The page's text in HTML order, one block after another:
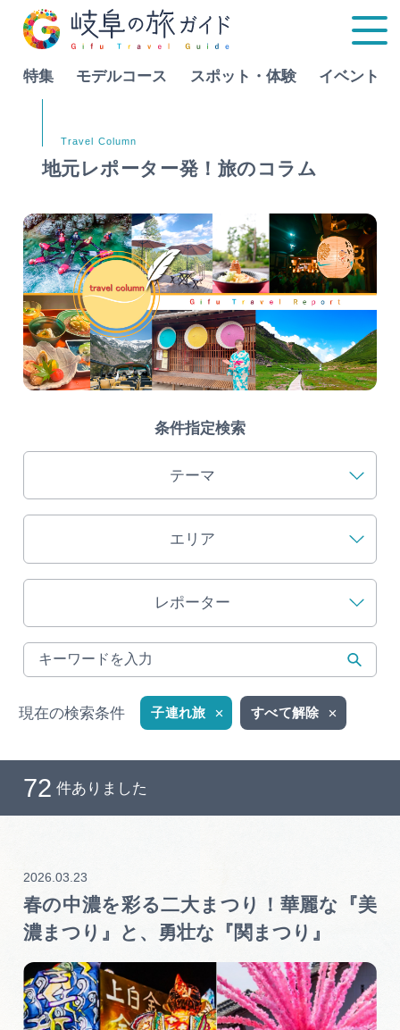
特集 モデルコース スポット・体験 イベント
モデルコース
スポット・体験
イベント
グルメ
インフォメーション
ぎふ旅レポーター記事
早わかり岐阜
買い物・お土産
体験予約サイト「ＶＩＳＩＴ岐阜県」
岐阜県アウトドア観光キャンペーン
旅行会社・観光事業者の皆様へ
フォトライブラリー
Language
行きたいリストを見る
地元レポーター発！旅のコラム
条件指定検索
テーマ
エリア
レポーター
現在の検索条件 子連れ旅 すべて解除
72 件ありました
春の中濃を彩る二大まつり！華麗な『美
濃まつり』と、勇壮な『関まつり』
2026.03.23